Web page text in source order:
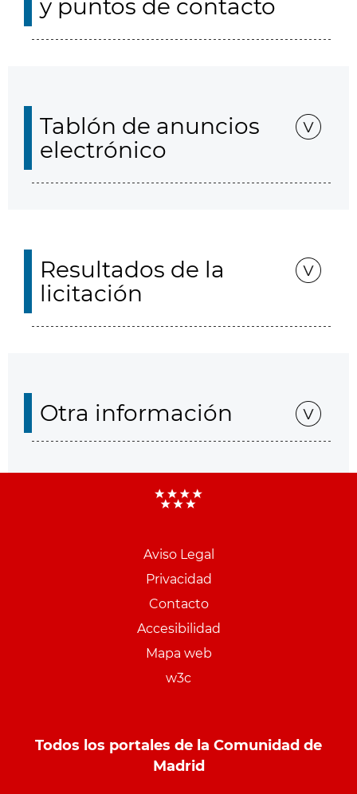
y puntos de contacto
Tablón de anuncios
electrónico
Resultados de la
licitación
Otra información
Aviso Legal
Privacidad
Contacto
Accesibilidad
Mapa web
w3c
Todos los portales de la Comunidad de
Madrid